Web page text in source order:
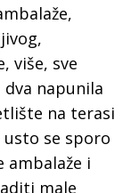
više, sve
napunila
na terasi
se sporo
ambalaže i
male